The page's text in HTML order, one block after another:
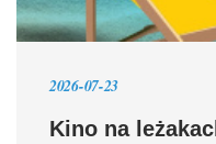
2026-07-23
Kino na